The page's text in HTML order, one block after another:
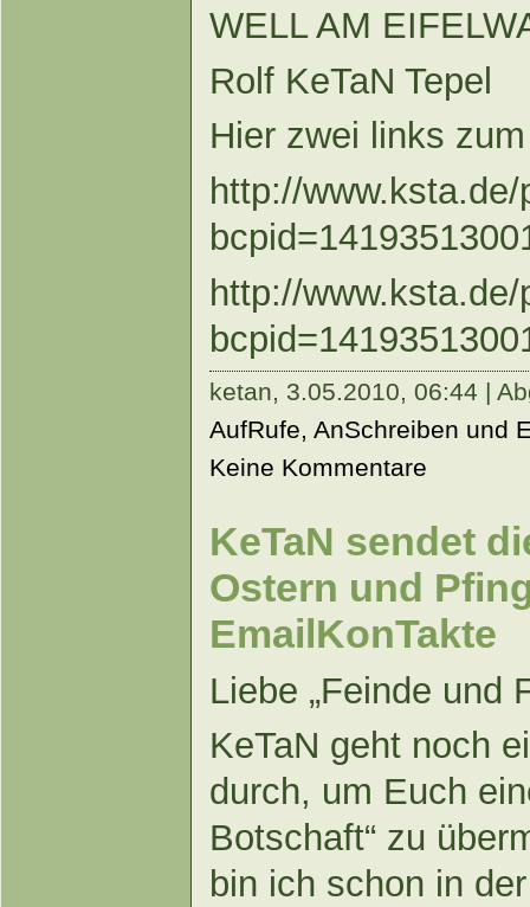
WELL AM
Rolf KeTaN Tepel
Hier zwei links
http://
http://
ketan, 3.05.2010, 06:44 |
AufRufe, AnSchreiben und
Keine Kommentare
KeTaN sendet
Ostern und
EmailKonTakte
Liebe „Feinde und
KeTaN geht noch
durch, um Euch
Botschaft“ zu
bin ich schon in